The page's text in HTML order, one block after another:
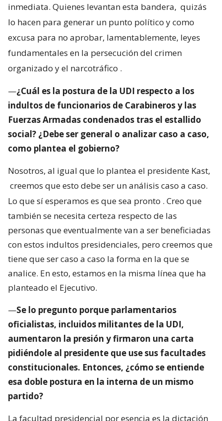
inmediata. Quienes levantan esta bandera, quizás
lo hacen para generar un punto político y como
excusa para no aprobar, lamentablemente, leyes
fundamentales en la persecución del crimen
organizado y el narcotráfico .
—¿Cuál es la postura de la UDI respecto a los
indultos de funcionarios de Carabineros y las
Fuerzas Armadas condenados tras el estallido
social? ¿Debe ser general o analizar caso a caso,
como plantea el gobierno?
Nosotros, al igual que lo plantea el presidente Kast,
creemos que esto debe ser un análisis caso a caso.
Lo que sí esperamos es que sea pronto . Creo que
también se necesita certeza respecto de las
personas que eventualmente van a ser beneficiadas
con estos indultos presidenciales, pero creemos que
tiene que ser caso a caso la forma en la que se
analice. En esto, estamos en la misma línea que ha
planteado el Ejecutivo.
—Se lo pregunto porque parlamentarios
oficialistas, incluidos militantes de la UDI,
aumentaron la presión y firmaron una carta
pidiéndole al presidente que use sus facultades
constitucionales. Entonces, ¿cómo se entiende
esa doble postura en la interna de un mismo
partido?
La facultad presidencial por esencia es la dictación